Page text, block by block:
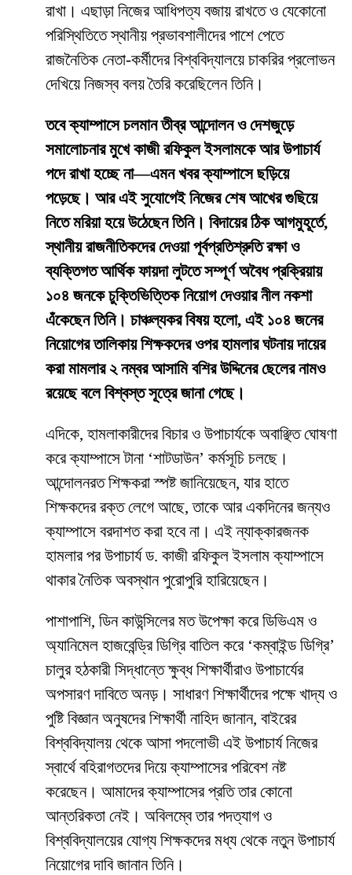
রাখা। এছাড়া নিজের আধিপত্য বজায় রাখতে ও যেকোনো
পরিস্থিতিতে স্থানীয় প্রভাবশালীদের পাশে পেতে
রাজনৈতিক নেতা-কর্মীদের বিশ্ববিদ্যালয়ে চাকরির প্রলোভন
দেখিয়ে নিজস্ব বলয় তৈরি করেছিলেন তিনি।
তবে ক্যাম্পাসে চলমান তীব্র আন্দোলন ও দেশজুড়ে
সমালোচনার মুখে কাজী রফিকুল ইসলামকে আর উপাচার্য
পদে রাখা হচ্ছে না—এমন খবর ক্যাম্পাসে ছড়িয়ে
পড়েছে। আর এই সুযোগেই নিজের শেষ আখের গুছিয়ে
নিতে মরিয়া হয়ে উঠেছেন তিনি। বিদায়ের ঠিক আগমুহূর্তে,
স্থানীয় রাজনীতিকদের দেওয়া পূর্বপ্রতিশ্রুতি রক্ষা ও
ব্যক্তিগত আর্থিক ফায়দা লুটতে সম্পূর্ণ অবৈধ প্রক্রিয়ায়
১০৪ জনকে চুক্তিভিত্তিক নিয়োগ দেওয়ার নীল নকশা
এঁকেছেন তিনি। চাঞ্চল্যকর বিষয় হলো, এই ১০৪ জনের
নিয়োগের তালিকায় শিক্ষকদের ওপর হামলার ঘটনায় দায়ের
করা মামলার ২ নম্বর আসামি বশির উদ্দিনের ছেলের নামও
রয়েছে বলে বিশ্বস্ত সূত্রে জানা গেছে।
​এদিকে, হামলাকারীদের বিচার ও উপাচার্যকে অবাঞ্ছিত ঘোষণা
করে ক্যাম্পাসে টানা ‘শাটডাউন’ কর্মসূচি চলছে।
আন্দোলনরত শিক্ষকরা স্পষ্ট জানিয়েছেন, যার হাতে
শিক্ষকদের রক্ত লেগে আছে, তাকে আর একদিনের জন্যও
ক্যাম্পাসে বরদাশত করা হবে না। এই ন্যাক্কারজনক
হামলার পর উপাচার্য ড. কাজী রফিকুল ইসলাম ক্যাম্পাসে
থাকার নৈতিক অবস্থান পুরোপুরি হারিয়েছেন।
​পাশাপাশি, ডিন কাউন্সিলের মত উপেক্ষা করে ডিভিএম ও
অ্যানিমেল হাজবেন্ড্রি ডিগ্রি বাতিল করে ‘কম্বাইন্ড ডিগ্রি’
চালুর হঠকারী সিদ্ধান্তে ক্ষুব্ধ শিক্ষার্থীরাও উপাচার্যের
অপসারণ দাবিতে অনড়। সাধারণ শিক্ষার্থীদের পক্ষে খাদ্য ও
পুষ্টি বিজ্ঞান অনুষদের শিক্ষার্থী নাহিদ জানান, বাইরের
বিশ্ববিদ্যালয় থেকে আসা পদলোভী এই উপাচার্য নিজের
স্বার্থে বহিরাগতদের দিয়ে ক্যাম্পাসের পরিবেশ নষ্ট
করেছেন। আমাদের ক্যাম্পাসের প্রতি তার কোনো
আন্তরিকতা নেই। অবিলম্বে তার পদত্যাগ ও
বিশ্ববিদ্যালয়ের যোগ্য শিক্ষকদের মধ্য থেকে নতুন উপাচার্য
নিয়োগের দাবি জানান তিনি।